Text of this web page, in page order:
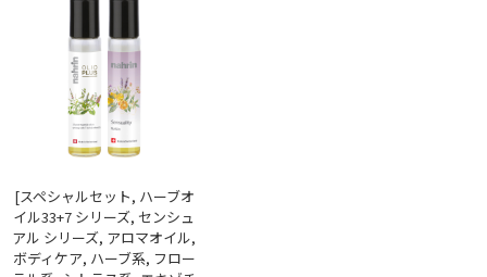
[スペシャルセット, ハーブオ
イル33+7 シリーズ, センシュ
アル シリーズ, アロマオイル,
ボディケア, ハーブ系, フロー